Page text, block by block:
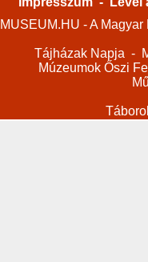
MUSEUM.HU - A
Tájházak Napja -
Múzeumok Őszi